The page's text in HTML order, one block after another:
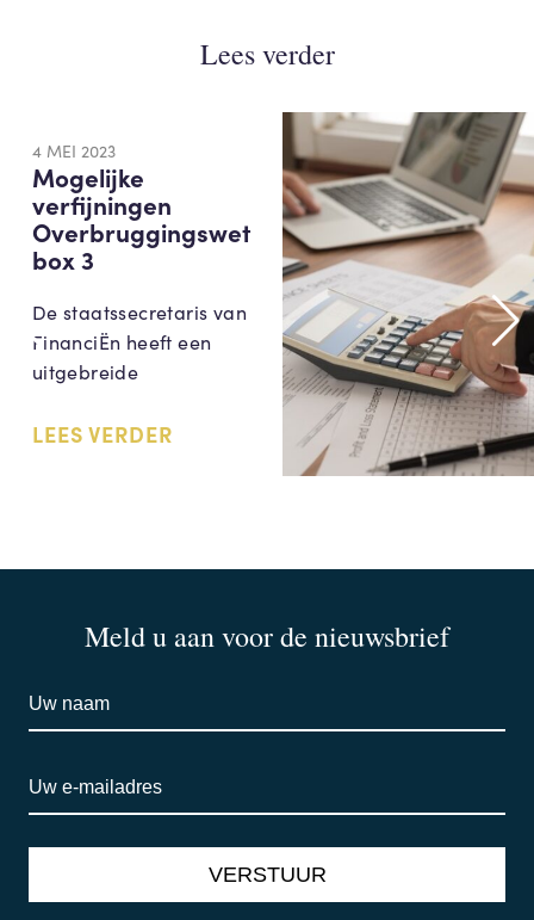
Lees verder
4 MEI 2023
Mogelijke
verfijningen
Overbruggingswet
box 3
De staatssecretaris van
FinanciËn heeft een
uitgebreide
LEES VERDER
Meld u aan voor de nieuwsbrief